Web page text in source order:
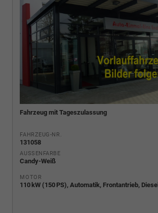
Fahrzeug mit Tageszulassung
FAHRZEUG-NR.
131058
AUSSENFARBE
Candy-Weiß
MOTOR
110 kW (150 PS), Automatik, Frontantrieb, Diesel